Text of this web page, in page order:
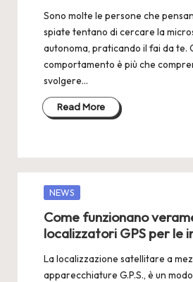
Sono molte le persone che
spiate tentano di cercare la
autonoma, praticando il fai da te.
comportamento è più che
svolgere…
Read More
Posted
NEWS
Come funzionano
localizzatori GPS per le
La localizzazione satellitare a
apparecchiature G.P.S., è un